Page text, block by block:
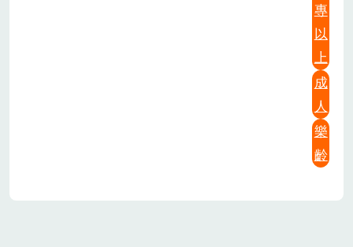
專
以
上
成
人
樂
齡